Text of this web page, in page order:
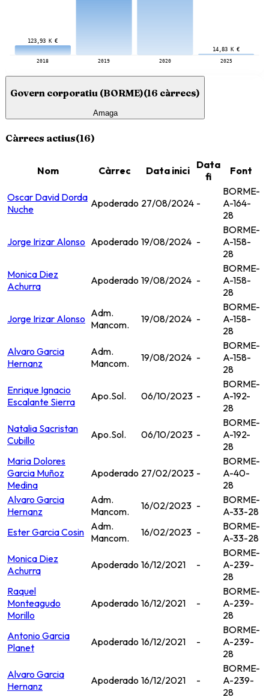
123,93 K €
2018 2019 2020
14,83 K €
2025
Govern corporatiu (BORME)(16 càrrecs)
Amaga
Càrrecs actius(16)
Nom Càrrec Data inici
Data
fi
Font
Oscar David Dorda
Nuche
Apoderado 27/08/2024 -
BORME-
A-164-
28
Jorge Irizar Alonso Apoderado 19/08/2024 -
BORME-
A-158-
28
Monica Diez
Achurra
Apoderado 19/08/2024 -
BORME-
A-158-
28
Jorge Irizar Alonso Adm.
Mancom.
19/08/2024 -
BORME-
A-158-
28
Alvaro Garcia
Hernanz
Adm.
Mancom.
19/08/2024 -
BORME-
A-158-
28
Enrique Ignacio
Escalante Sierra
Apo.Sol. 06/10/2023 -
BORME-
A-192-
28
Natalia Sacristan
Cubillo
Apo.Sol. 06/10/2023 -
BORME-
A-192-
28
Maria Dolores
Garcia Muñoz
Medina
Apoderado 27/02/2023 -
BORME-
A-40-
28
Alvaro Garcia
Hernanz
Adm.
Mancom.
16/02/2023 -
BORME-
A-33-28
Ester Garcia Cosin Adm.
Mancom.
16/02/2023 -
BORME-
A-33-28
Monica Diez
Achurra
Apoderado 16/12/2021 -
BORME-
A-239-
28
Raquel
Monteagudo
Morillo
Apoderado 16/12/2021 -
BORME-
A-239-
28
Antonio Garcia
Planet
Apoderado 16/12/2021 -
BORME-
A-239-
28
Alvaro Garcia
Hernanz
Apoderado 16/12/2021 -
BORME-
A-239-
28